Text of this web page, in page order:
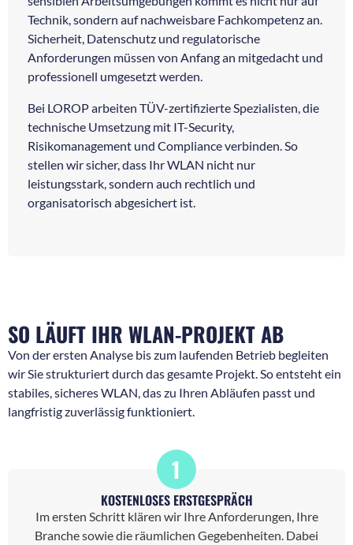
Technik, sondern auf nachweisbare Fachkompetenz an.
Sicherheit, Datenschutz und regulatorische
Anforderungen müssen von Anfang an mitgedacht und
professionell umgesetzt werden.
Bei LOROP arbeiten TÜV-zertifizierte Spezialisten, die
technische Umsetzung mit IT-Security,
Risikomanagement und Compliance verbinden. So
stellen wir sicher, dass Ihr WLAN nicht nur
leistungsstark, sondern auch rechtlich und
organisatorisch abgesichert ist.
SO LÄUFT IHR WLAN-PROJEKT AB
Von der ersten Analyse bis zum laufenden Betrieb begleiten
wir Sie strukturiert durch das gesamte Projekt. So entsteht ein
stabiles, sicheres WLAN, das zu Ihren Abläufen passt und
langfristig zuverlässig funktioniert.
1
KOSTENLOSES ERSTGESPRÄCH
Im ersten Schritt klären wir Ihre Anforderungen, Ihre
Branche sowie die räumlichen Gegebenheiten. Dabei